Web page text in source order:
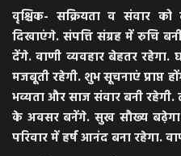
वृश्चिक- सक्रियता व संवार
दिखाएंगे. संपत्ति संग्रह में रुचि
देंगे. वाणी व्यवहार बेहतर
मजबूती रहेगी. शुभ सूचनाएं प्राप्त
भव्यता और साज संवार बनी
के अवसर बनेंगे. सुख सौख्य
परिवार में हर्ष आनंद बना रहेगा.